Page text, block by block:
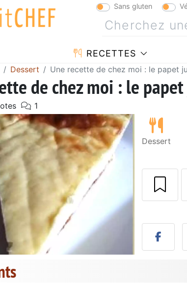
Sans gluten
RECETTES
Dessert Une recette de chez moi : le papet
de chez moi : le
Dessert